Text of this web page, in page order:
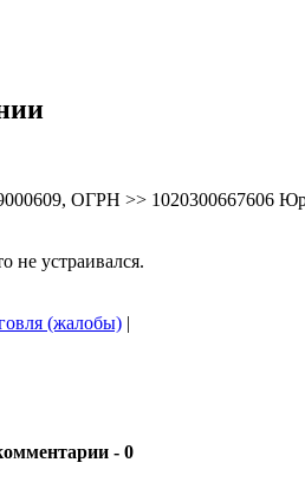
ОГРН >> 1020300667606
не устраивался.
(жалобы) |
- 0